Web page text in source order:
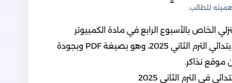
للطالب.
الخاص بالأسبوع الرابع في مادة الكمبيوتر
وتكنولوجيا المعلومات للصف الرابع الابتدائي الترم الثاني 2025، وهو بصيغة PDF وبجودة
موقع نذاكر.
في الترم الثاني 2025